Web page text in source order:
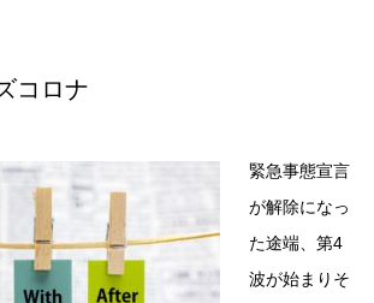
コロナ
緊急事態宣言
が解除になっ
た途端、第4
波が始まりそ